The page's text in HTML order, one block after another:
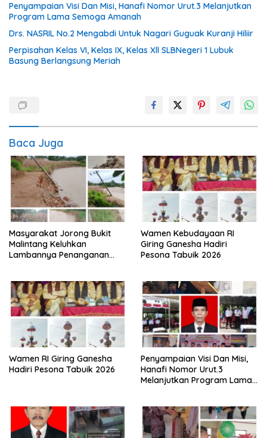
Penyampaian Visi Dan Misi, Hanafi Nomor Urut.3 Melanjutkan
Program Lama Semoga Amanah
Drs. NASRIL No.2 Mengabdi Untuk Nagari Guguak Kuranji Hiliir
Perpisahan Kelas VI, Kelas IX, Kelas Xll SLBNegeri 1 Lubuk
Basung Berlangsung Meriah
Baca Juga
Masyarakat Jorong Bukit
Malintang Keluhkan
Lambannya Penanganan
Wamen Kebudayaan RI
Giring Ganesha Hadiri
Pesona Tabuik 2026
Wamen RI Giring Ganesha
Hadiri Pesona Tabuik 2026
Penyampaian Visi Dan Misi,
Hanafi Nomor Urut.3
Melanjutkan Program Lama